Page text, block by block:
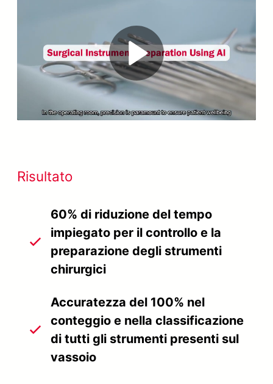
Play
Video
Risultato
60% di riduzione del tempo
impiegato per il controllo e la
preparazione degli strumenti
chirurgici
Accuratezza del 100% nel
conteggio e nella classificazione
di tutti gli strumenti presenti sul
vassoio